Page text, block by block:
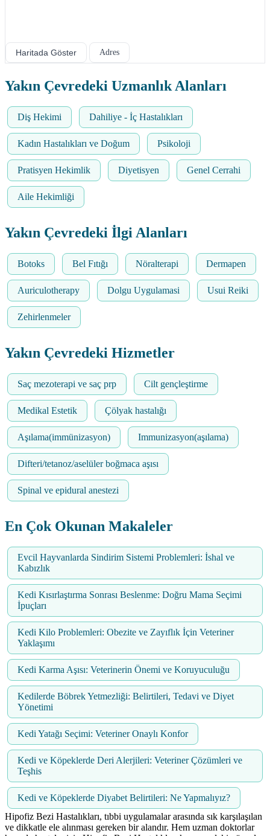
Haritada Göster Adres
Yakın Çevredeki Uzmanlık Alanları
Diş Hekimi Dahiliye - İç Hastalıkları
Kadın Hastalıkları ve Doğum Psikoloji
Pratisyen Hekimlik Diyetisyen Genel Cerrahi
Aile Hekimliği
Yakın Çevredeki İlgi Alanları
Botoks Bel Fıtığı Nöralterapi Dermapen
Auriculotherapy Dolgu Uygulamasi Usui Reiki
Zehirlenmeler
Yakın Çevredeki Hizmetler
Saç mezoterapi ve saç prp Cilt gençleştirme
Medikal Estetik Çölyak hastalığı
Aşılama(immünizasyon) Immunizasyon(aşılama)
Difteri/tetanoz/aselüler boğmaca aşısı
Spinal ve epidural anestezi
En Çok Okunan Makaleler
Evcil Hayvanlarda Sindirim Sistemi Problemleri: İshal ve
Kabızlık
Kedi Kısırlaştırma Sonrası Beslenme: Doğru Mama Seçimi
İpuçları
Kedi Kilo Problemleri: Obezite ve Zayıflık İçin Veteriner
Yaklaşımı
Kedi Karma Aşısı: Veterinerin Önemi ve Koruyuculuğu
Kedilerde Böbrek Yetmezliği: Belirtileri, Tedavi ve Diyet
Yönetimi
Kedi Yatağı Seçimi: Veteriner Onaylı Konfor
Kedi ve Köpeklerde Deri Alerjileri: Veteriner Çözümleri ve
Teşhis
Kedi ve Köpeklerde Diyabet Belirtileri: Ne Yapmalıyız?
Hipofiz Bezi Hastalıkları, tıbbi uygulamalar arasında sık karşılaşılan
ve dikkatle ele alınması gereken bir alandır. Hem uzman doktorlar